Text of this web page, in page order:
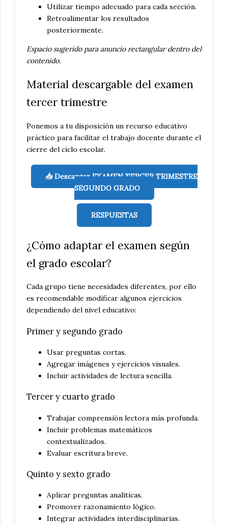
Utilizar tiempo adecuado para cada sección.
Retroalimentar los resultados
posteriormente.
Espacio sugerido para anuncio rectangular dentro del
contenido.
Material descargable del examen
tercer trimestre
Ponemos a tu disposición un recurso educativo
práctico para facilitar el trabajo docente durante el
cierre del ciclo escolar.
📥 Descargar EXAMEN TERCER TRIMESTRE
SEGUNDO GRADO
RESPUESTAS
¿Cómo adaptar el examen según
el grado escolar?
Cada grupo tiene necesidades diferentes, por ello
es recomendable modificar algunos ejercicios
dependiendo del nivel educativo:
Primer y segundo grado
Usar preguntas cortas.
Agregar imágenes y ejercicios visuales.
Incluir actividades de lectura sencilla.
Tercer y cuarto grado
Trabajar comprensión lectora más profunda.
Incluir problemas matemáticos
contextualizados.
Evaluar escritura breve.
Quinto y sexto grado
Aplicar preguntas analíticas.
Promover razonamiento lógico.
Integrar actividades interdisciplinarias.